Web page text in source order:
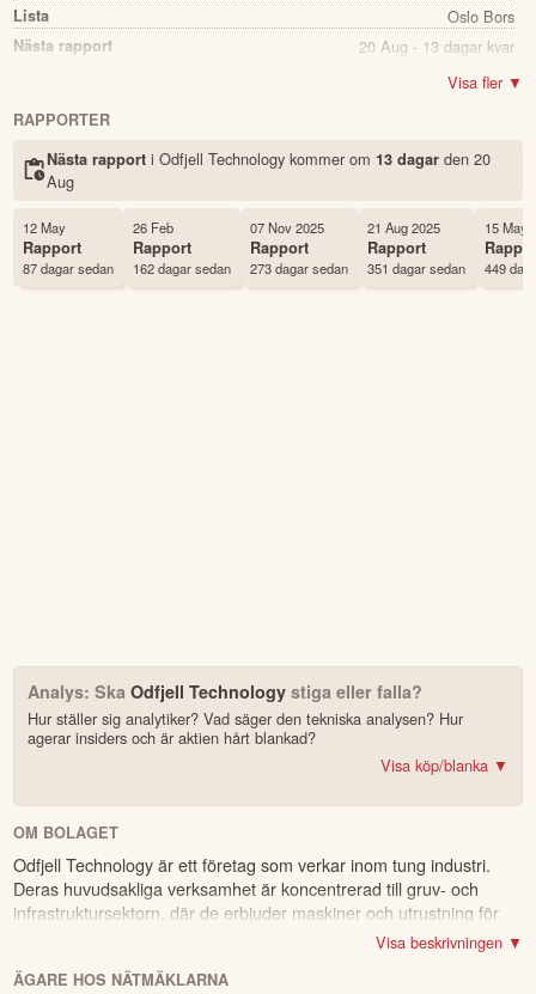
Lista Oslo Bors
Nästa rapport 20 Aug - 13 dagar kvar
Ja
Namn Odfjell Technology
Ticker
Status Noterad
Land Norge
Första handelsdag
Visa fler ▼
RAPPORTER
Nästa rapporti Odfjell Technology kommerom13 dagar den20
Aug
12 May
Rapport
87 dagar sedan
26 Feb
Rapport
162 dagar sedan
07 Nov 2025
Rapport
273 dagar sedan
21 Aug 2025
Rapport
351 dagar sedan
15 May
449
Analys: Ska Odfjell Technologystiga eller falla?
Hur ställer sig analytiker? Vad säger den tekniska analysen? Hur
agerar insiders och är aktien hårt blankad?
erbjudandet!
4.2av 5
Trustpilot
10 000+ olika marknader samlade – aktier, ETF:er & krypto
För- & efterhandel på utvalda börser – ligg steget före
Visa köp/blanka ▼
OM BOLAGET
Odfjell Technology är ett företag som verkar inom tung industri.
Deras huvudsakliga verksamhet är koncentrerad till gruv- och
infrastruktursektorn, där de erbjuder maskiner och utrustning för
stora infrastrukturprojekt. Företaget har ett omfattande sortiment
av produkter och lösningar för borrning, anläggningsarbete, samt
utrustning för lastning och ventilationssystem vid borrning. Deras
Visa beskrivningen ▼
ÄGARE HOS NÄTMÄKLARNA